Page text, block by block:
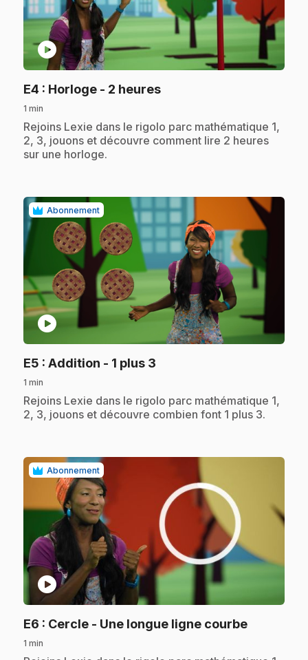
play_circle
E4 : Horloge - 2 heures.
1 min
.Rejoins Lexie dans le rigolo parc mathématique 1,
2, 3, jouons et découvre comment lire 2 heures
sur une horloge.
Abonnement
play_circle
E5 : Addition - 1 plus 3
1 min
.Rejoins Lexie dans le rigolo parc mathématique 1,
2, 3, jouons et découvre combien font 1 plus 3.
Abonnement
play_circle
E6 : Cercle - Une longue ligne courbe.
1 min